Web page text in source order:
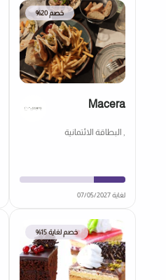
خصم 20%
Macera
, البطاقة الائتمانية
لغاية 07/05/2027
خصم لغاية 15%